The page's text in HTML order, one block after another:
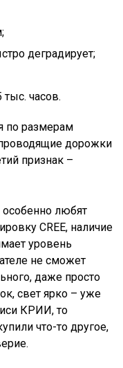
деградирует;
часов.
по размерам
дорожки
признак –
любят
CREE, наличие
уровень
не сможет
даже просто
свет ярко – уже
КРИИ, то
что-то другое,